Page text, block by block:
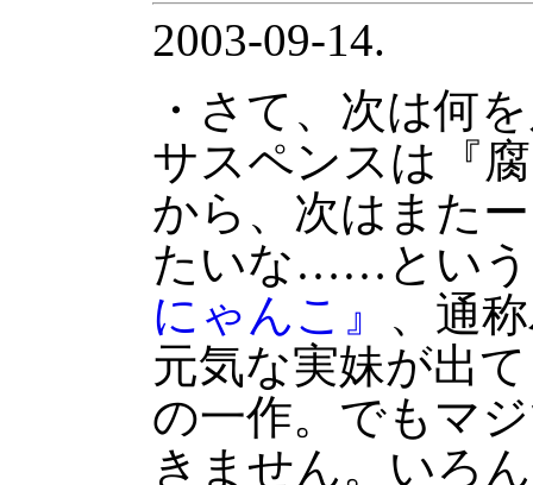
2003-09-14.
・さて、次は何
サスペンスは『
から、次はまた
たいな……という
にゃんこ』 、通
元気な実妹が出
の一作。でもマ
きません。いろ